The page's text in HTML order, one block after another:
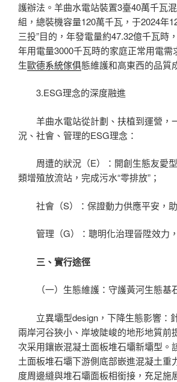
護辦法。羊曲水電站裝置3臺40萬千瓦
組，總裝機容量120萬千瓦，于2024年
三投”目的，年發電量約47.32億千瓦時
年用電量3000千瓦時的家庭正常用電需
生歐德系統傢俱態維護和高東西的品質
3.ESG理念的深度融進
羊曲水電站從計劃、扶植到運營，
況、社會、管理的ESG理念：
周遭的狀況（E）：開創生態友愛
類增殖放流站，完成污水“零排放”；
社會（S）：保證動力供應平安，
管理（G）：聰明化治理晉陞效力
三、實行途徑
（一）生態維護：守護黃河生態基
立異壩型design，下降生態影響：
兩岸河谷狹小、岸坡陡峻的地形地質前
次采用鑲嵌混凝土面板堆石壩新壩型。
土面板堆石壩下游側底部嵌進混凝土重
度周邊縫與堆石壩面板相銜接，充足施